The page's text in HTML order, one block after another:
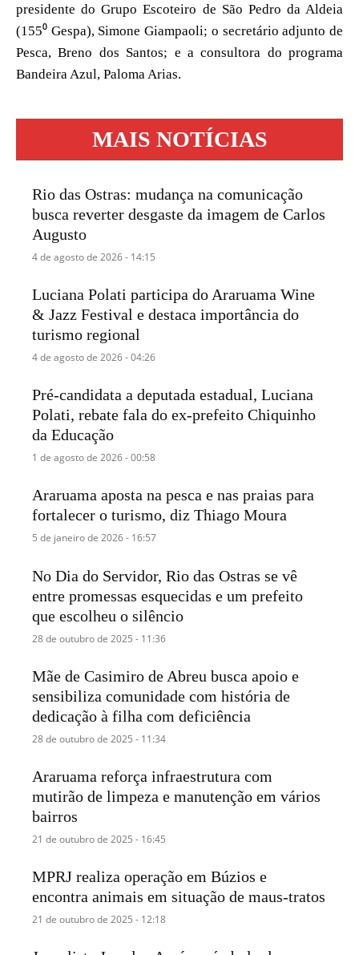
presidente do Grupo Escoteiro de São Pedro da Aldeia
(155⁰ Gespa), Simone Giampaoli; o secretário adjunto de
Pesca, Breno dos Santos; e a consultora do programa
Bandeira Azul, Paloma Arias.
MAIS NOTÍCIAS
Rio das Ostras: mudança na comunicação
busca reverter desgaste da imagem de Carlos
Augusto
4 de agosto de 2026 - 14:15
Luciana Polati participa do Araruama Wine
& Jazz Festival e destaca importância do
turismo regional
4 de agosto de 2026 - 04:26
Pré-candidata a deputada estadual, Luciana
Polati, rebate fala do ex-prefeito Chiquinho
da Educação
1 de agosto de 2026 - 00:58
Araruama aposta na pesca e nas praias para
fortalecer o turismo, diz Thiago Moura
5 de janeiro de 2026 - 16:57
No Dia do Servidor, Rio das Ostras se vê
entre promessas esquecidas e um prefeito
que escolheu o silêncio
28 de outubro de 2025 - 11:36
Mãe de Casimiro de Abreu busca apoio e
sensibiliza comunidade com história de
dedicação à filha com deficiência
28 de outubro de 2025 - 11:34
Araruama reforça infraestrutura com
mutirão de limpeza e manutenção em vários
bairros
21 de outubro de 2025 - 16:45
MPRJ realiza operação em Búzios e
encontra animais em situação de maus-tratos
21 de outubro de 2025 - 12:18